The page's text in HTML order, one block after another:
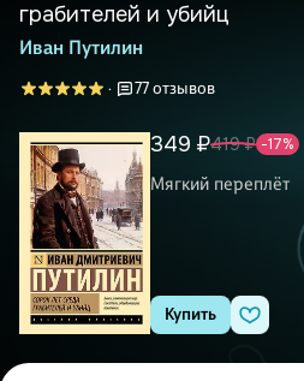
грабителей и убийц
Иван Путилин
· 77 отзывов
349 ₽419 ₽ -17%
Мягкий переплёт
Купить